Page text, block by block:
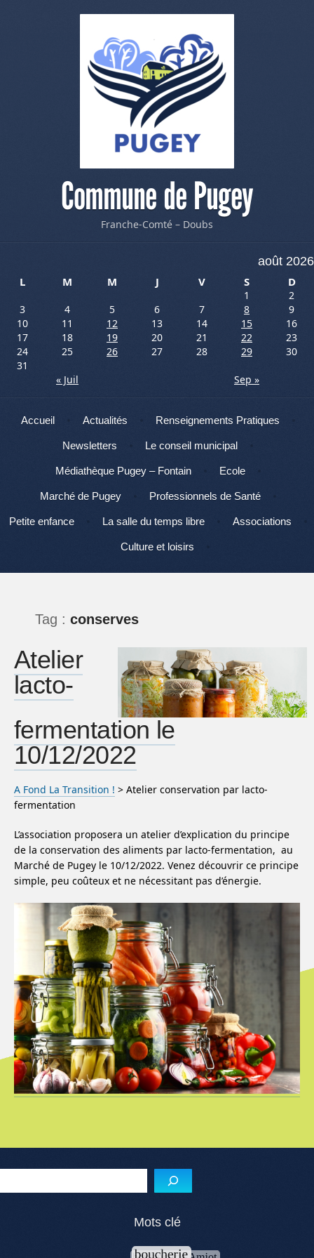
Commune de Pugey
Franche-Comté – Doubs
août 2026
L
M M J V S D
1
2
3
4 5 6 7 8
9
10
11 12 13 14 15
16
17
18 19 20 21 22
23
24
25 26 27 28 29
30
31
« Juil
Sep »
Menu
Aller au contenu
Accueil Actualités Renseignements Pratiques
Newsletters Le conseil municipal
Médiathèque Pugey – Fontain Ecole
Marché de Pugey Professionnels de Santé
Petite enfance La salle du temps libre Associations
Culture et loisirs
Tag : conserves
Atelier
lacto-
fermentation le
10/12/2022
A Fond La Transition ! > Atelier conservation par lacto-
fermentation
L’association proposera un atelier d’explication du principe
de la conservation des aliments par lacto-fermentation, au
Marché de Pugey le 10/12/2022. Venez découvrir ce principe
simple, peu coûteux et ne nécessitant pas d’énergie.
Mots clé